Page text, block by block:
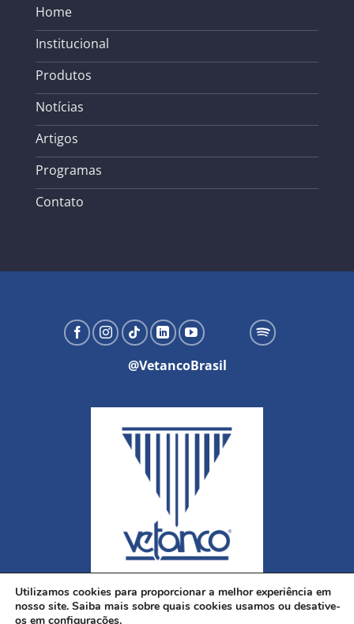
Home
Institucional
Produtos
Notícias
Artigos
Programas
Contato
@VetancoBrasil
Utilizamos cookies para proporcionar a melhor experiência em
nosso site. Saiba mais sobre quais cookies usamos ou desative-
os em configurações.